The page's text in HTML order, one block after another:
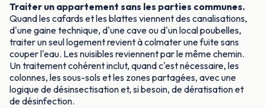
Traiter un appartement sans les parties communes.
Quand les cafards et les blattes viennent des canalisations,
d'une gaine technique, d'une cave ou d'un local poubelles,
traiter un seul logement revient à colmater une fuite sans
couper l'eau. Les nuisibles reviennent par le même chemin.
Un traitement cohérent inclut, quand c'est nécessaire, les
colonnes, les sous-sols et les zones partagées, avec une
logique de désinsectisation et, si besoin, de dératisation et
de désinfection.